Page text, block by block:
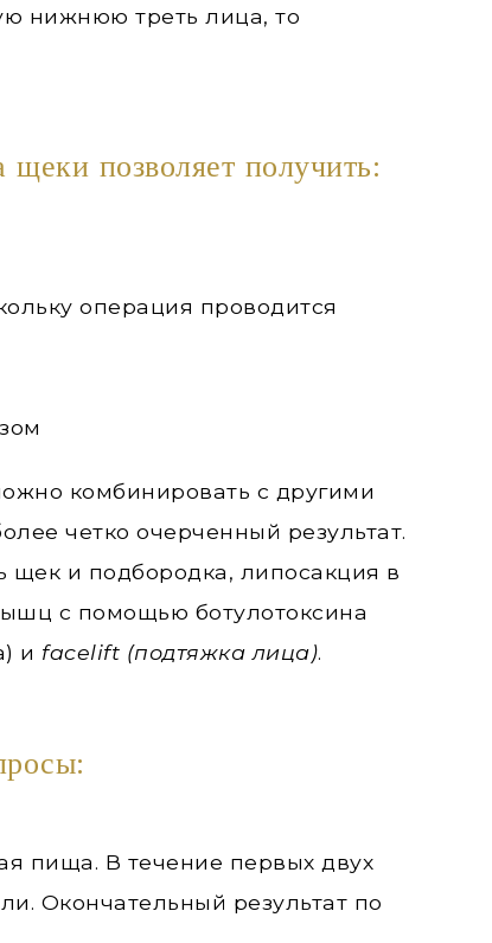
нижнюю треть лица, то
позволяет получить:
операция проводится
комбинировать с другими
четко очерченный результат.
щек и подбородка, липосакция в
с помощью ботулотоксина
и facelift (подтяжка лица).
пища. В течение первых двух
Окончательный результат по